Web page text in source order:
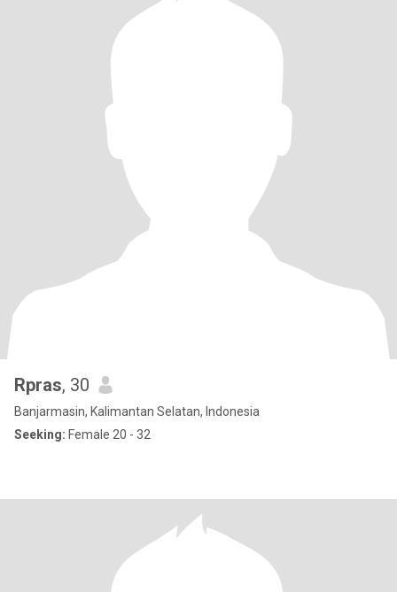
Rpras, 30
Banjarmasin, Kalimantan Selatan, Indonesia
Seeking: Female 20 - 32